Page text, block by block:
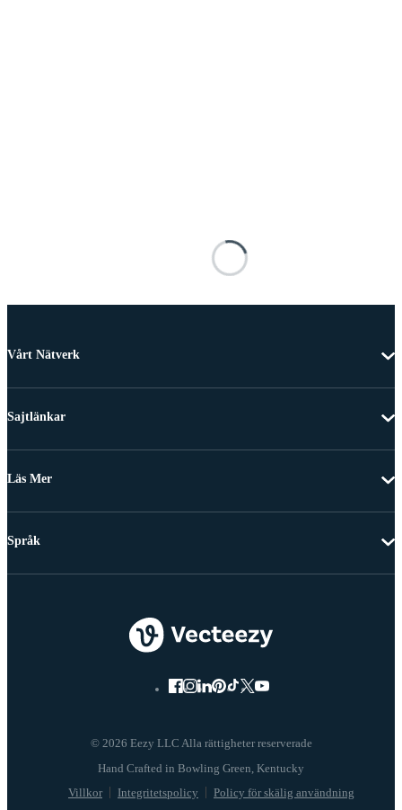
Vårt Nätverk
Sajtlänkar
Läs Mer
© 2026 Eezy LLC Alla rättigheter reserverade
Villkor Integritetspolicy Policy för skälig användning
Språk